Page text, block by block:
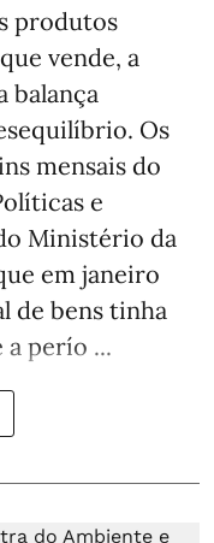
produtos
vende, a
balança
Os
mensais do
e
Ministério da
em janeiro
de bens tinha
a perío ...